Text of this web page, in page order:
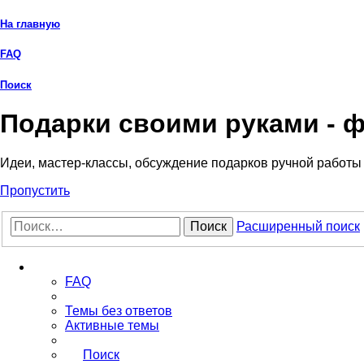
На главную
FAQ
Поиск
Подарки своими руками -
Идеи, мастер-классы, обсуждение подарков ручной работы
Пропустить
Поиск Расширенный поиск
FAQ
Темы без ответов
Активные темы
Поиск